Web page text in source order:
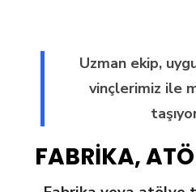
Uzman ekip,
vinçlerimiz ile
FABRİKA,